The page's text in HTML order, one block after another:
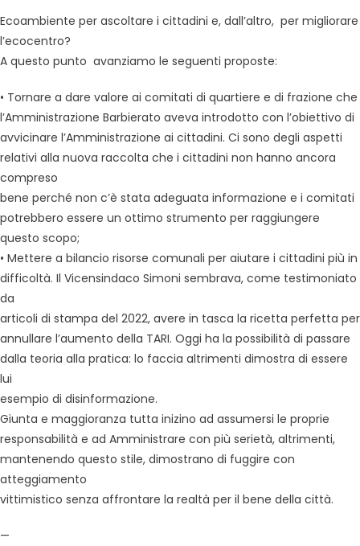
Ecoambiente per ascoltare i cittadini e, dall’altro, per migliorare
l’ecocentro?
A questo punto avanziamo le seguenti proposte:
• Tornare a dare valore ai comitati di quartiere e di frazione che
l’Amministrazione Barbierato aveva introdotto con l’obiettivo di
avvicinare l’Amministrazione ai cittadini. Ci sono degli aspetti
relativi alla nuova raccolta che i cittadini non hanno ancora
compreso
bene perché non c’è stata adeguata informazione e i comitati
potrebbero essere un ottimo strumento per raggiungere
questo scopo;
• Mettere a bilancio risorse comunali per aiutare i cittadini più in
difficoltà. Il Vicensindaco Simoni sembrava, come testimoniato
da
articoli di stampa del 2022, avere in tasca la ricetta perfetta per
annullare l’aumento della TARI. Oggi ha la possibilità di passare
dalla teoria alla pratica: lo faccia altrimenti dimostra di essere
lui
esempio di disinformazione.
Giunta e maggioranza tutta inizino ad assumersi le proprie
responsabilità e ad Amministrare con più serietà, altrimenti,
mantenendo questo stile, dimostrano di fuggire con
atteggiamento
vittimistico senza affrontare la realtà per il bene della città.
—